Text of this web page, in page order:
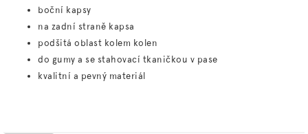
boční kapsy
na zadní straně kapsa
podšitá oblast kolem kolen
do gumy a se stahovací tkaničkou v pase
kvalitní a pevný materiál